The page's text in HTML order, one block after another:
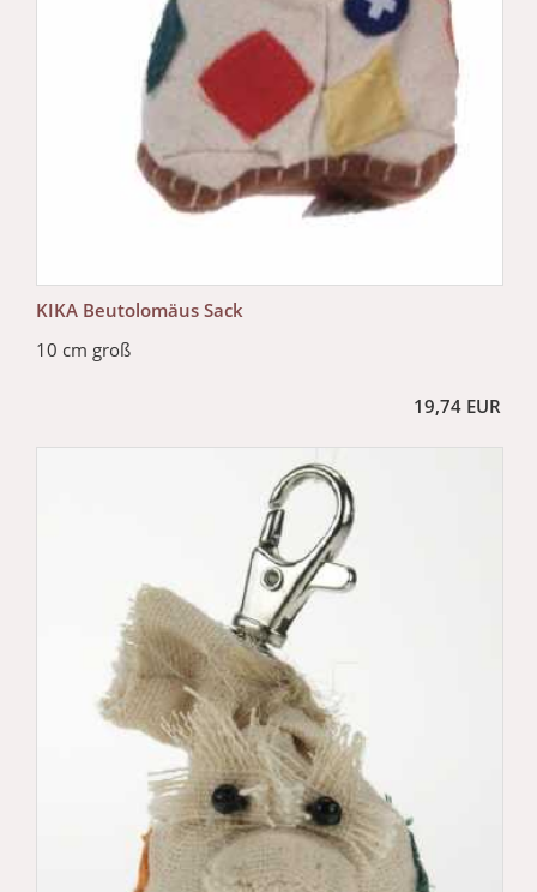
KIKA Beutolomäus Sack
10 cm groß
19,74 EUR